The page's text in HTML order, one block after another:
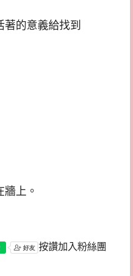
的意義給找到
上。
按讚加入粉絲團